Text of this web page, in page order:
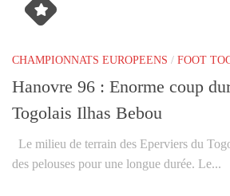
CHAMPIONNATS EUROPEENS / FOOT
Hanovre 96 : Enorme coup
Togolais Ilhas Bebou
Le milieu de terrain des Eperviers du
des pelouses pour une longue durée. Le...